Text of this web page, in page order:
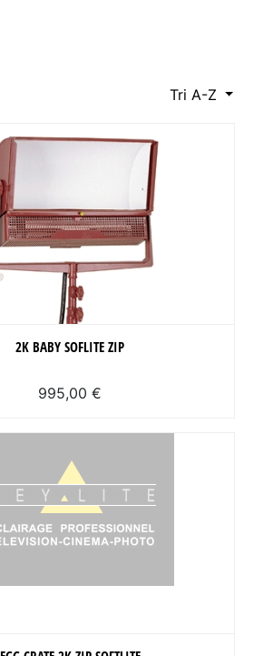
Tri A-Z
2K BABY SOFLITE ZIP
995,00 €